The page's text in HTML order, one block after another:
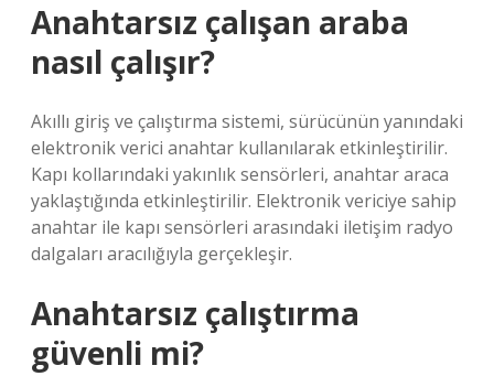
Anahtarsız çalışan araba
nasıl çalışır?
Akıllı giriş ve çalıştırma sistemi, sürücünün yanındaki
elektronik verici anahtar kullanılarak etkinleştirilir.
Kapı kollarındaki yakınlık sensörleri, anahtar araca
yaklaştığında etkinleştirilir. Elektronik vericiye sahip
anahtar ile kapı sensörleri arasındaki iletişim radyo
dalgaları aracılığıyla gerçekleşir.
Anahtarsız çalıştırma
güvenli mi?